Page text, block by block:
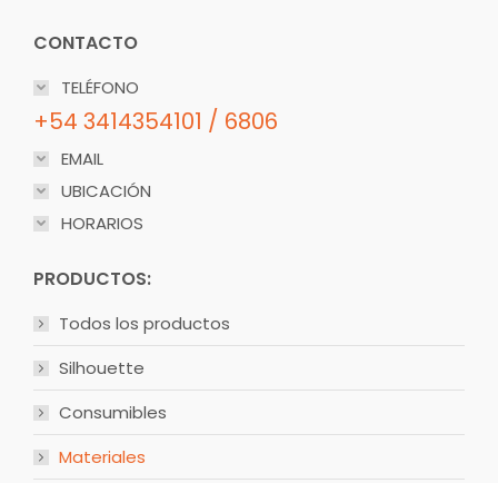
CONTACTO
TELÉFONO
+54 3414354101 / 6806
EMAIL
UBICACIÓN
HORARIOS
PRODUCTOS:
Todos los productos
Silhouette
Consumibles
Materiales